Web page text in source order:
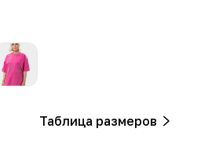
Таблица размеров